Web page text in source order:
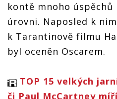
kontě mnoho
úrovni. Naposled k
k Tarantinově filmu
byl oceněn Oscarem.
TOP 15 velkých
či Paul McCartney